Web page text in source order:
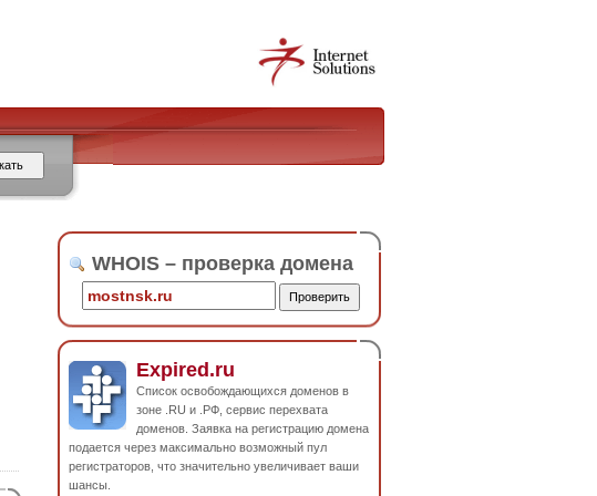
WHOIS – проверка домена
Expired.ru
Список освобождающихся доменов в
зоне .RU и .РФ, сервис перехвата
доменов. Заявка на регистрацию домена
подается через максимально возможный пул
регистраторов, что значительно увеличивает ваши
шансы.